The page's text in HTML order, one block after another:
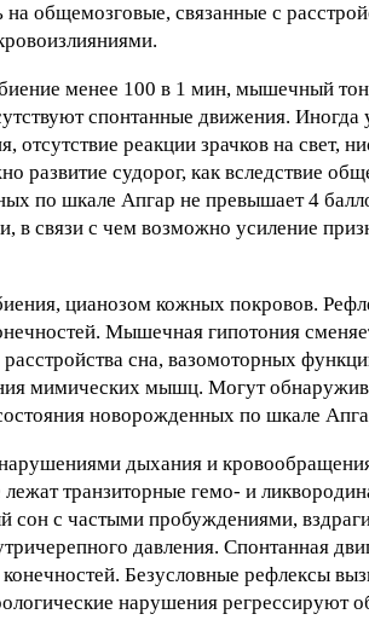
общемозговые, связанные с
менее 100 в 1 мин, мышечный
спонтанные движения.
реакции зрачков на свет,
судорог, как вследствие
по шкале Апгар не превышает 4
в связи с чем возможно усиление
цианозом кожных покровов.
Мышечная гипотония
сна, вазомоторных
мимических мышц. Могут
новорожденных по шкале
дыхания и
транзиторные гемо- и
с частыми пробуждениями,
давления. Спонтанная
Безусловные рефлексы
нарушения регрессируют